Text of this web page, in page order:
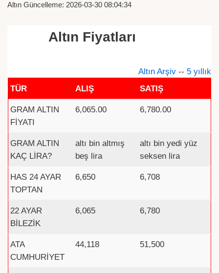
Altın Güncelleme: 2026-03-30 08:04:34
Altın Fiyatları
Altın Arşiv -- 5 yıllık
TÜR
ALIŞ SATIŞ
GRAM ALTIN
FİYATI
6,065.00 6,780.00
GRAM ALTIN
KAÇ LİRA?
altı bin altmış
beş lira
altı bin yedi yüz
seksen lira
HAS 24 AYAR
TOPTAN
6,650 6,708
22 AYAR
BİLEZİK
6,065 6,780
ATA
CUMHURİYET
44,118 51,500